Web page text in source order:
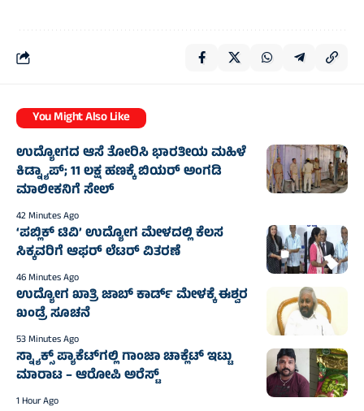
You Might Also Like
ಉದ್ಯೋಗದ ಆಸೆ ತೋರಿಸಿ ಭಾರತೀಯ ಮಹಿಳೆ
ಕಿಡ್ನ್ಯಾಪ್; 11 ಲಕ್ಷ ಹಣಕ್ಕೆ ಬಿಯರ್ ಅಂಗಡಿ
ಮಾಲೀಕನಿಗೆ ಸೇಲ್
42 Minutes Ago
‘ಪಬ್ಲಿಕ್ ಟಿವಿ’ ಉದ್ಯೋಗ ಮೇಳದಲ್ಲಿ ಕೆಲಸ
ಸಿಕ್ಕವರಿಗೆ ಆಫರ್ ಲೆಟರ್ ವಿತರಣೆ
46 Minutes Ago
ಉದ್ಯೋಗ ಖಾತ್ರಿ ಜಾಬ್ ಕಾರ್ಡ್ ಮೇಳಕ್ಕೆ ಈಶ್ವರ
ಖಂಡ್ರೆ ಸೂಚನೆ
53 Minutes Ago
ಸ್ನ್ಯಾಕ್ಸ್ ಪ್ಯಾಕೆಟ್‌ಗಲ್ಲಿ ಗಾಂಜಾ ಚಾಕ್ಲೆಟ್ ಇಟ್ಟು
ಮಾರಾಟ – ಆರೋಪಿ ಅರೆಸ್ಟ್
1 Hour Ago